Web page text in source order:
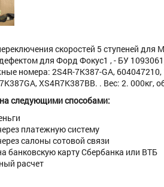
скоростей 5 ступеней
для Форд Фокус1 , - БУ
номера: 2S4R-7K387-GA, 604047210,
XS4R7K387BB. . Вес: 2. 000кг,
следующими способами:
платежную систему
салоны сотовой связи
банковскую карту Сбербанка или ВТБ
расчет